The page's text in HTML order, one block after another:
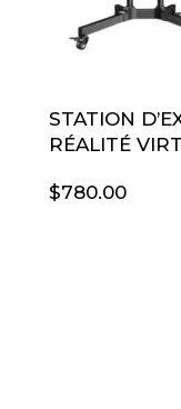
STATION
RÉALITÉ
$780.00